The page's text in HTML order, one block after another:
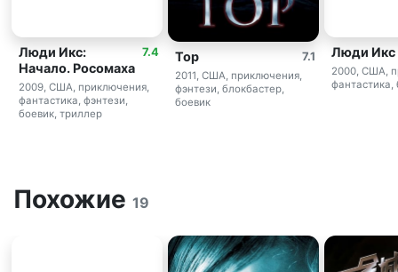
7.4
Люди Икс:
Начало. Росомаха
2009, США, приключения,
фантастика, фэнтези,
боевик, триллер
7.1
Тор
2011, США, приключения,
фэнтези, блокбастер,
боевик
Люди Икс
2000, США,
фантастика,
Похожие 19